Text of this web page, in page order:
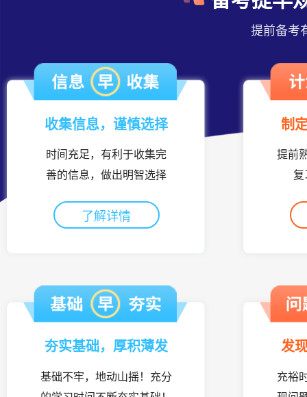
提前备考
收集信息，谨慎选择
时间充足，有利于收集完
善的信息，做出明智选择
了解详情
制
提前
夯实基础，厚积薄发
基础不牢，地动山摇！充分
发
充裕